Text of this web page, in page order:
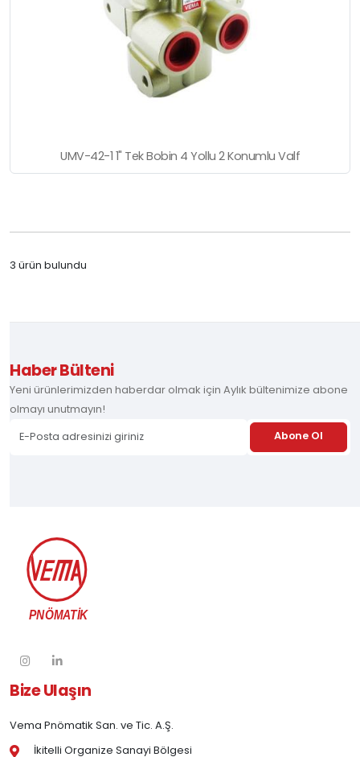
UMV-42-1 1" Tek Bobin 4 Yollu 2 Konumlu Valf
3 ürün bulundu
Haber Bülteni
Yeni ürünlerimizden haberdar olmak için Aylık bültenimize abone
olmayı unutmayın!
Abone Ol
Bize Ulaşın
Vema Pnömatik San. ve Tic. A.Ş.
İkitelli Organize Sanayi Bölgesi